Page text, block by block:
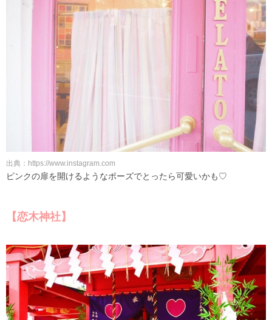
出典：https://www.instagram.com
ピンクの扉を開けるようなポーズでとったら可愛いかも♡
【恋木神社】